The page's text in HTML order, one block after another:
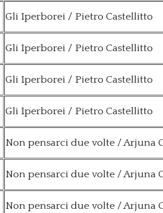
Gli Iperborei / Pietro Castellitto
Gli Iperborei / Pietro Castellitto
Gli Iperborei / Pietro Castellitto
Gli Iperborei / Pietro Castellitto
Non pensarci due volte / Arjuna
Non pensarci due volte / Arjuna
Non pensarci due volte / Arjuna